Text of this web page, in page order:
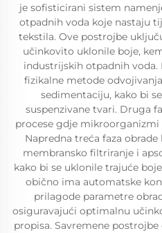
je sofisticirani sistem
otpadnih voda koje nastaju
tekstila. Ove postrojbe
učinkovito uklonile boje,
industrijskih otpadnih voda.
fizikalne metode
sedimentaciju, kako bi
suspenzivane tvari. Druga
procese gdje mikroorganizmi
Napredna treća faza
membransko filtriranje i
kako bi se uklonile trajuće
obično ima automatske
prilagode parametre
osiguravajući optimalnu
propisa. Savremene